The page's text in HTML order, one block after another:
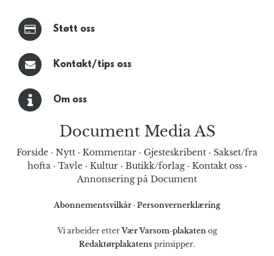
Støtt oss
Kontakt/tips oss
Om oss
Document Media AS
Forside · Nytt · Kommentar · Gjesteskribent · Sakset/fra
hofta· Tavle· Kultur· Butikk/forlag· Kontakt oss·
Annonsering på Document
Abonnementsvilkår · Personvernerklæring
Vi arbeider etterVær Varsom-plakatenog
Redaktørplakatens prinsipper.